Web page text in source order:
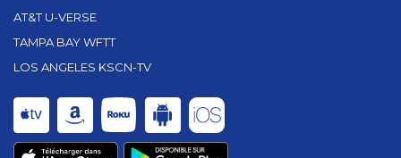
AT&T U-VERSE
TAMPA BAY WFTT
LOS ANGELES KSCN-TV